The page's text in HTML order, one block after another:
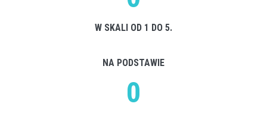
W SKALI OD 1 DO 5.
NA PODSTAWIE
0